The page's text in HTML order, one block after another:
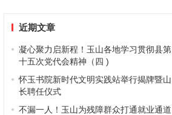
近期文章
凝心聚力启新程！玉山各地学习贯彻县第
十五次党代会精神（四 )
怀玉书院新时代文明实践站举行揭牌暨山
长聘任仪式
不漏一人！玉山为残障群众打通就业通道